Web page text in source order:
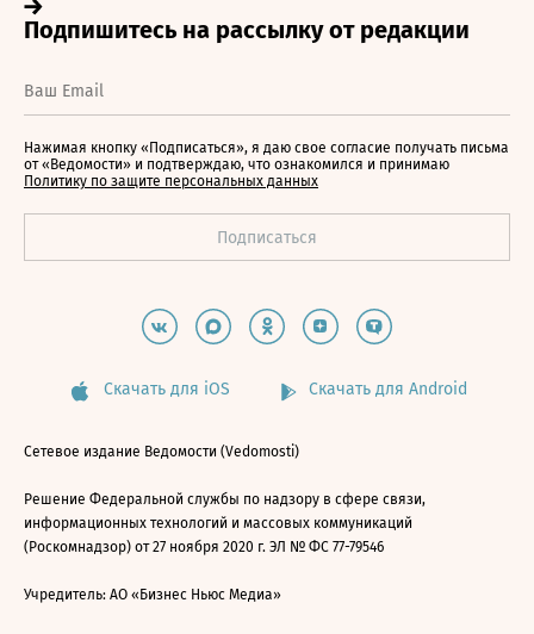
Нажимая кнопку «Подписаться», я даю свое согласие получать письма
от «Ведомости» и подтверждаю, что ознакомился и принимаю
Политику по защите персональных данных
Скачать для iOS Скачать для Android
Сетевое издание Ведомости (Vedomosti)
Решение Федеральной службы по надзору в сфере связи,
информационных технологий и массовых коммуникаций
(Роскомнадзор) от 27 ноября 2020 г. ЭЛ № ФС 77-79546
Учредитель: АО «Бизнес Ньюс Медиа»